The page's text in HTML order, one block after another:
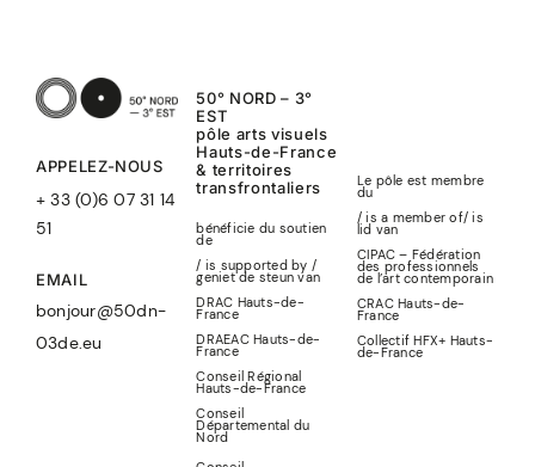
APPELEZ-NOUS
+ 33 (0)6 07 31 14
51
EMAIL
bonjour@50dn-
03de.eu
50° NORD – 3°
EST
pôle arts visuels
Hauts-de-France
& territoires
transfrontaliers
bénéficie du soutien
de
/ is supported by /
geniet de steun van
DRAC Hauts-de-
France
DRAEAC Hauts-de-
France
Conseil Régional
Hauts-de-France
Conseil
Départemental du
Nord
Le pôle est membre
du
/ is a member of/is
lid van
CIPAC – Fédération
des professionnels
de l’art contemporain
CRAC Hauts-de-
France
Collectif HFX+ Hauts-
de-France